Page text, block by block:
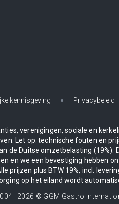
kennisgeving Privacybeleid
verenigingen, sociale en
Let op: technische fouten en
de Duitse omzetbelasting
en we een bevestiging hebben
prijzen plus BTW 19%, incl.
op het eiland wordt
2026 © GGM Gastro